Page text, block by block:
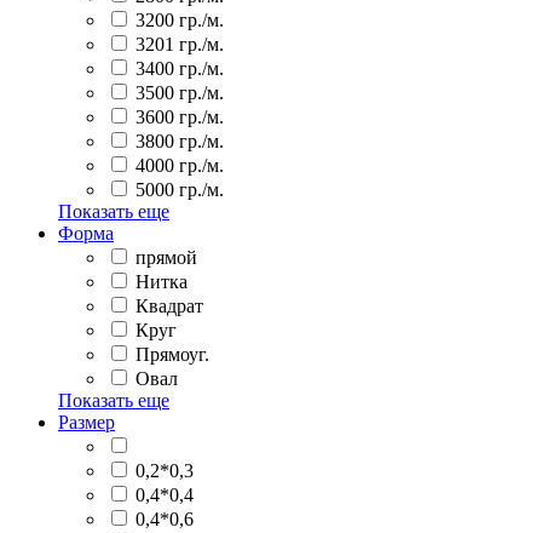
3200 гр./м.
3201 гр./м.
3400 гр./м.
3500 гр./м.
3600 гр./м.
3800 гр./м.
4000 гр./м.
5000 гр./м.
Показать еще
Форма
прямой
Нитка
Квадрат
Круг
Прямоуг.
Овал
Показать еще
Размер
0,2*0,3
0,4*0,4
0,4*0,6